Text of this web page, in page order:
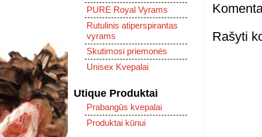
Rašyti
PURE Royal Vyrams
Rutulinis atiperspirantas
vyrams
Skutimosi priemonės
Unisex Kvepalai
Utique Produktai
Prabangūs kvepalai
Produktai kūnui